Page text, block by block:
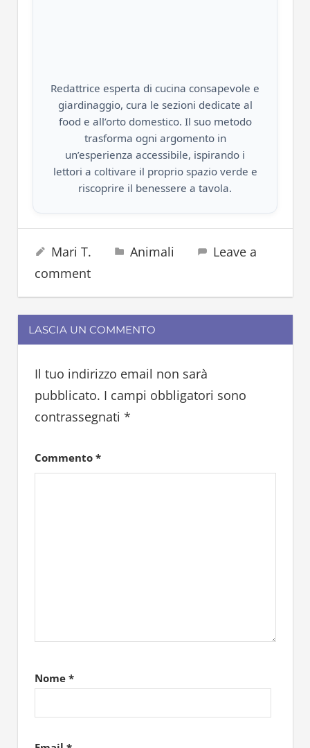
Redattrice esperta di cucina consapevole e
giardinaggio, cura le sezioni dedicate al
food e all’orto domestico. Il suo metodo
trasforma ogni argomento in
un’esperienza accessibile, ispirando i
lettori a coltivare il proprio spazio verde e
riscoprire il benessere a tavola.
albero
cedro
falena
farfalla
fiori
piante
pino
processionaria
1 Maggio 2025
Mari T. Animali
Leave a
comment
LASCIA UN COMMENTO
Il tuo indirizzo email non sarà
pubblicato. I campi obbligatori sono
contrassegnati *
Commento *
Nome *